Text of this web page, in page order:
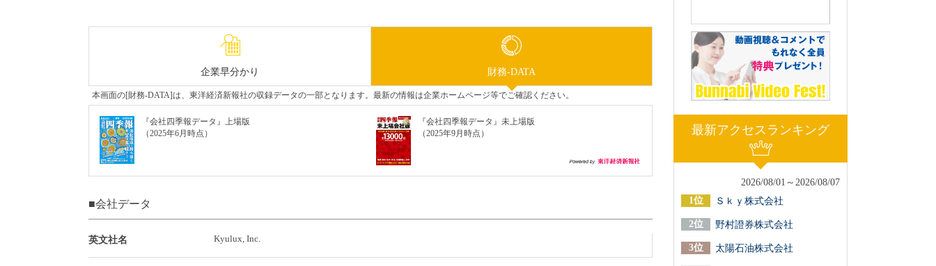
企業早分かり 財務-DATA
本画面の[財務-DATA]は、東洋経済新報社の収録データの一部となります。最新の情報は企業ホームページ等でご確認ください。
『会社四季報データ』上場版
（2025年6月時点）
『会社四季報データ』未上場版
（2025年9月時点）
■会社データ
英文社名 Kyulux, Inc.
最新アクセスランキング
2026/08/01～2026/08/07
Ｓｋｙ株式会社
野村證券株式会社
太陽石油株式会社